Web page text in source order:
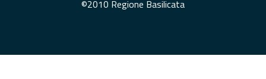
©2010 Regione Basilicata